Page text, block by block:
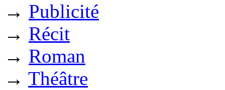
→ Publicité
→ Récit
→ Roman
→ Théâtre